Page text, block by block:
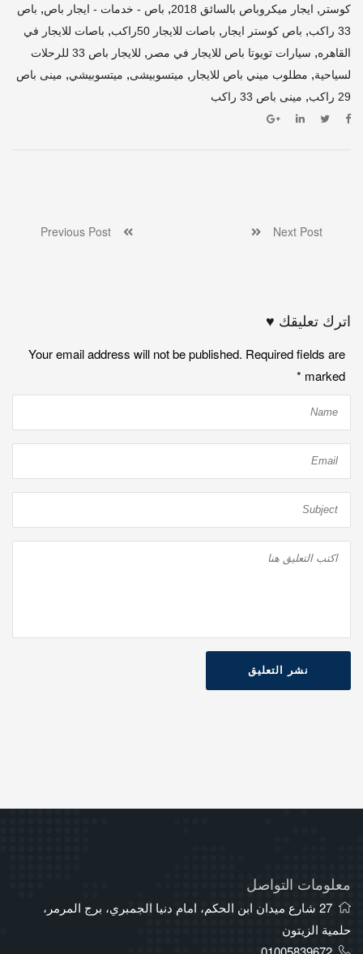
كوستر , ايجار ميكروباص بالسائق 2018 , باص - خدمات - ايجار باص, باص
33 راكب
, باص كوستر ايجار , باصات للايجار 50راكب , باصات للايجار في
القاهره, سيارات تويوتا باص للايجار في مصر ,
للايجار باص 33 للرحلات
لسياحية, مطلوب ميني باص للايجار , ميتسوبيشى, ميتسوبيشي, مينى باص
29 راكب
, مينى باص 33 راكب
Next Post
اترك تعليقك ♥
Your email address will not be published. Required fields are
marked
*
نشر التعليق
معلومات التواصل
27 شارع ميدان ابن الحكم، امام دنيا الجمبري، برج المرمر،
حلمية الزيتون